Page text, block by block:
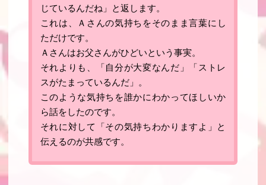
じているんだね」と返します。
これは、
Ａさんの気持ちをそのまま言葉にし
ただけです。
Ａさんはお父さんがひどいという事実。
それよりも、「自分が大変なんだ」「ストレ
スがたまっているんだ」。
このような気持ちを誰かにわかってほしいか
ら話をしたのです。
それに対して「その気持ちわかりますよ」と
伝えるのが共感です。